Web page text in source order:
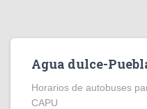
Agua dulce-
Horarios de autobuses
CAPU